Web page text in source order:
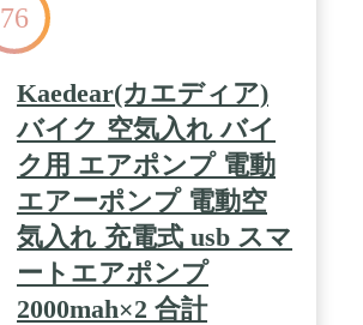
76
Kaedear(カエディア)
バイク 空気入れ バイ
ク用 エアポンプ 電動
エアーポンプ 電動空
気入れ 充電式 usb スマ
ートエアポンプ
2000mah×2 合計